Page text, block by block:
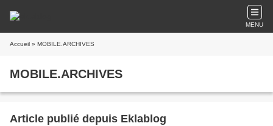
MENU
Accueil » MOBILE.ARCHIVES
MOBILE.ARCHIVES
Article publié depuis Eklablog